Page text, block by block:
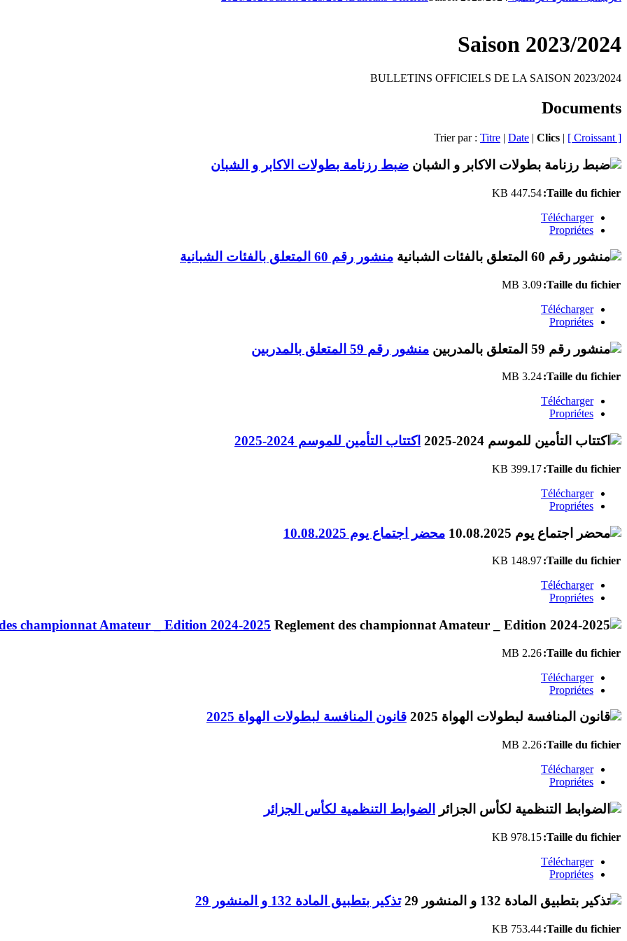
Saison 2023/2024
BULLETINS OFFICIELS DE LA SAISON 2023/2024
Documents
Trier par : Titre | Date | Clics | [ Croissant ]
ضبط رزنامة بطولات الاكابر و الشبان
Taille du fichier:
447.54 KB
Télécharger
Propriétes
منشور رقم 60 المتعلق بالفئات الشبانية
Taille du fichier:
3.09 MB
Télécharger
Propriétes
منشور رقم 59 المتعلق بالمدربين
Taille du fichier:
3.24 MB
Télécharger
Propriétes
اكتتاب التأمين للموسم 2024-2025
Taille du fichier:
399.17 KB
Télécharger
Propriétes
محضر اجتماع يوم 10.08.2025
Taille du fichier:
148.97 KB
Télécharger
Propriétes
championnat Amateur _ Edition 2024-2025
Taille du fichier:
2.26 MB
Télécharger
Propriétes
قانون المنافسة لبطولات الهواة 2025
Taille du fichier:
2.26 MB
Télécharger
Propriétes
الضوابط التنظمية لكأس الجزائر
Taille du fichier:
978.15 KB
Télécharger
Propriétes
تذكير بتطبيق المادة 132 و المنشور 29
Taille du fichier:
753.44 KB